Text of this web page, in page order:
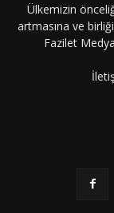
Ülkemizin
artmasına ve
Fazilet